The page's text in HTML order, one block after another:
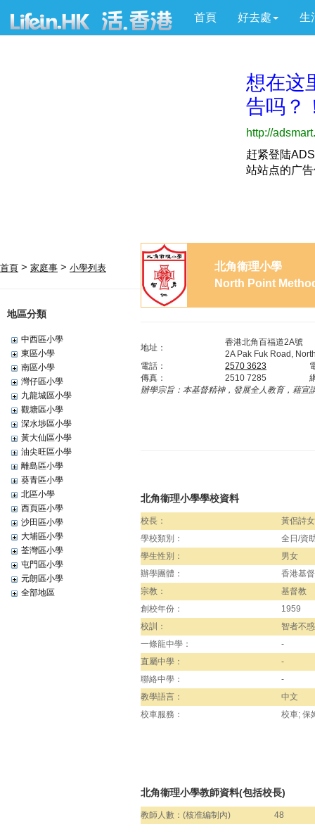
首頁 好去處 生
首頁 > 家庭事 > 小學列表
地區分類
中西區小學
東區小學
南區小學
灣仔區小學
九龍城區小學
觀塘區小學
深水埗區小學
黃大仙區小學
油尖旺區小學
離島區小學
葵青區小學
北區小學
西頁區小學
沙田區小學
大埔區小學
荃灣區小學
屯門區小學
元朗區小學
全部地區
北角衞理小學
North Point
地址：
香港北角百福道2A號
2A Pak Fuk Road,
電話：
2570 3623
傳真：
2510 7285
辦學宗旨： 本基督精神，發展全人教育，藉宣
北角衞理小學學校資料
校長：
黃侶詩
學校類別：
全日/資
學生性別：
男女
辦學團體：
香港基
宗教：
基督教
創校年份：
1959
校訓：
智者不
一條龍中學：
-
直屬中學：
-
聯絡中學：
-
教學語言：
中文
校車服務：
校車; 保
北角衞理小學教師資料(包括校長)
教師人數：(核准編制內) 48